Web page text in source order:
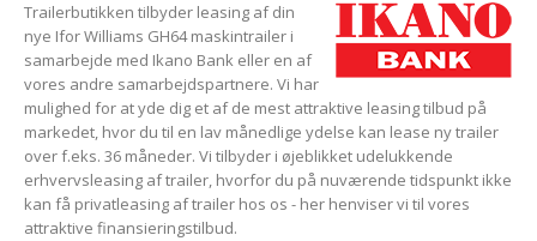
Trailerbutikken tilbyder leasing af din
nye Ifor Williams GH64 maskintrailer i
samarbejde med Ikano Bank eller en af
vores andre samarbejdspartnere. Vi har
mulighed for at yde dig et af de mest attraktive leasing tilbud på
markedet, hvor du til en lav månedlige ydelse kan lease ny trailer
over f.eks. 36 måneder. Vi tilbyder i øjeblikket udelukkende
erhvervsleasing af trailer, hvorfor du på nuværende tidspunkt ikke
kan få privatleasing af trailer hos os - her henviser vi til vores
attraktive finansieringstilbud.